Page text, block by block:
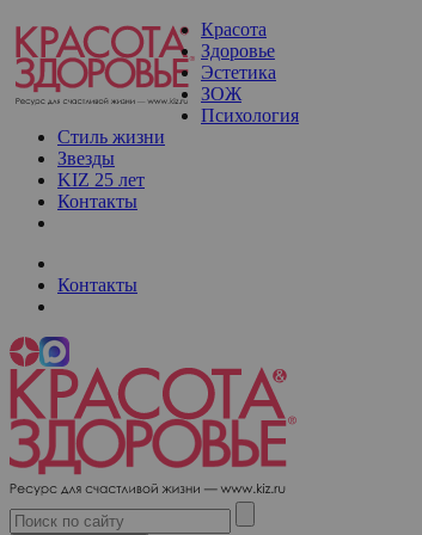
Красота
Здоровье
Эстетика
ЗОЖ
Психология
Стиль жизни
Звезды
KIZ 25 лет
Контакты
Контакты